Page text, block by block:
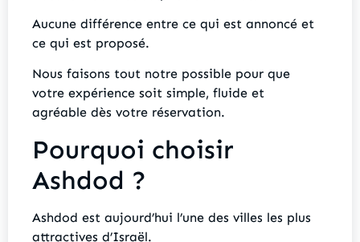
Aucune différence entre ce qui est annoncé et
ce qui est proposé.
Nous faisons tout notre possible pour que
votre expérience soit simple, fluide et
agréable dès votre réservation.
Pourquoi choisir
Ashdod ?
Ashdod est aujourd’hui l’une des villes les plus
attractives d’Israël.